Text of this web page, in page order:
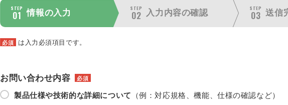
STEP
01 情報の入力
STEP
02 入力内容の確認
STEP
03 送信
必須 は入力必須項目です。
お問い合わせ内容 必須
製品仕様や技術的な詳細について （例：対応規格、機能、仕様の確認など）